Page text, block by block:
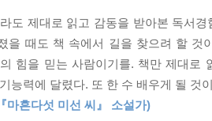
좋지 않다는 그 쉬운 사실을 오랜 시
에는 어른이 공정 하게 중재하고 그
다.
때 양보해.”
면 양보하지 않아도 돼. 그래도 나쁜
로 키워서 커다란 목표를 이루면 그
을 내재화한다.
을 서울대 사범대에 보낸 부모가, 돌
졸업하고 나서 이제야 확실하게 말할
용 중에는 아이에게 한 말들이 가장 컸
도 제대로 읽고 감동을 받아본 독서
을 때도 책 속에서 길을 찾으려 할
힘을 믿는 사람이기를. 책만 제대로
능력에 달렸다. 또 한 수 배우게 될 것
마흔다섯 미선 씨』 소설가)